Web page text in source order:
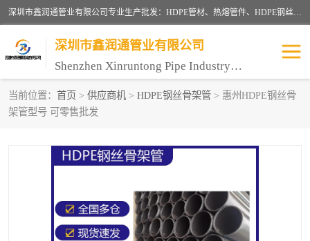
深圳市鑫润通管业有限公司专业生产批发：HDPE管材、热熔管件、HDPE钢丝骨架管、电熔管件、HDPE双壁波纹管、MPP电力管、井盖、PVC管材管件、PPR管材管件等；公司自创建以来，始终秉承“团结、务实、创新、守信”的服务宗旨，凭借专业的服务以及多年的勤奋拼搏，发展成为一家专业销售各种管材管件，绝缘电工套管及配件等系列产品的贸易公司。
深圳市鑫润通管业有限公司
Shenzhen Xinruntong Pipe Industry Co., Ltd
当前位置： 首页 > 供应商机 > HDPE钢丝骨架管 > 惠州HDPE钢丝骨
架管型号 可零售批发
HDPE管材给水管
HDPE双壁波纹管
MPP电力通信管
联塑PVC管 联塑PPR管